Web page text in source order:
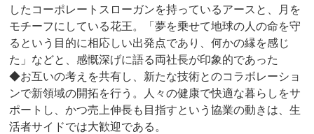
したコーポレートスローガンを持っているアースと、月を
モチーフにしている花王。「夢を乗せて地球の人の命を守
るという目的に相応しい出発点であり、何かの縁を感じ
た」などと、感慨深げに語る両社長が印象的であった
◆お互いの考えを共有し、新たな技術とのコラボレーショ
ンで新領域の開拓を行う。人々の健康で快適な暮らしをサ
ポートし、かつ売上伸長も目指すという協業の動きは、生
活者サイドでは大歓迎である。